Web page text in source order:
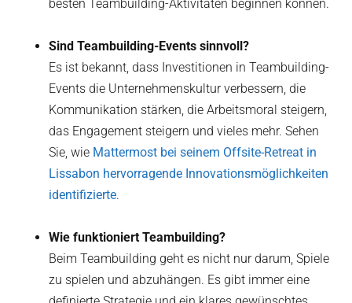
besten Teambuilding-Aktivitäten beginnen können.
Sind Teambuilding-Events sinnvoll?
Es ist bekannt, dass Investitionen in Teambuilding-
Events die Unternehmenskultur verbessern, die
Kommunikation stärken, die Arbeitsmoral steigern,
das Engagement steigern und vieles mehr. Sehen
Sie, wie Mattermost bei seinem Offsite-Retreat in
Lissabon hervorragende Innovationsmöglichkeiten
identifizierte.
Wie funktioniert Teambuilding?
Beim Teambuilding geht es nicht nur darum, Spiele
zu spielen und abzuhängen. Es gibt immer eine